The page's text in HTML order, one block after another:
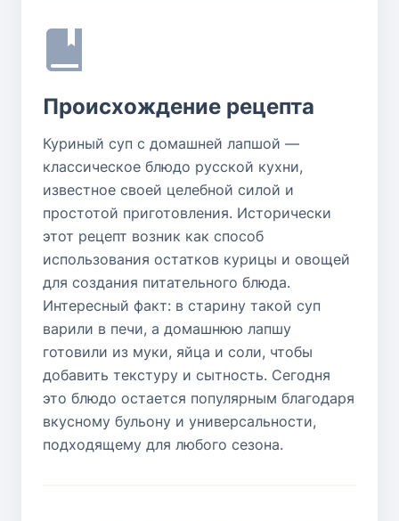
Происхождение рецепта
Куриный суп с домашней лапшой —
классическое блюдо русской кухни,
известное своей целебной силой и
простотой приготовления. Исторически
этот рецепт возник как способ
использования остатков курицы и овощей
для создания питательного блюда.
Интересный факт: в старину такой суп
варили в печи, а домашнюю лапшу
готовили из муки, яйца и соли, чтобы
добавить текстуру и сытность. Сегодня
это блюдо остается популярным благодаря
вкусному бульону и универсальности,
подходящему для любого сезона.